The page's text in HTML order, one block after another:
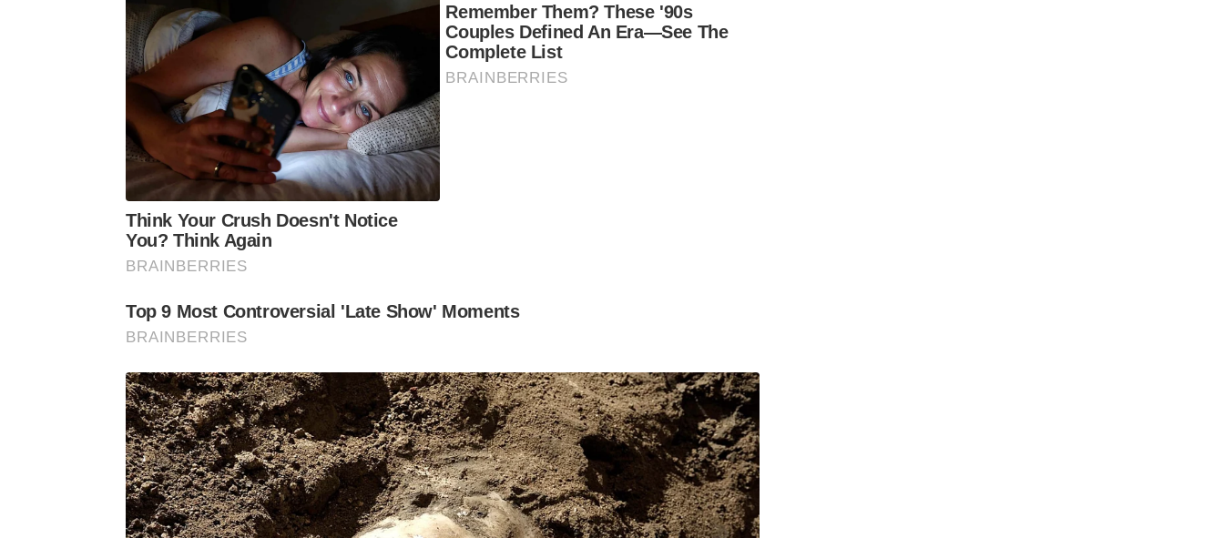
Think Your Crush Doesn't Notice
You? Think Again
BRAINBERRIES
Remember Them? These '90s
Couples Defined An Era—See The
Complete List
BRAINBERRIES
Top 9 Most Controversial 'Late Show' Moments
BRAINBERRIES